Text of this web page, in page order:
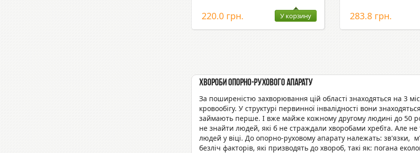
220.0 грн. У корзину 283.8 грн.
Хвороби опорно-рухового апарату
За поширеністю захворювання цій області знаходяться на 3
кровообігу. У структурі первинної інвалідності вони
займають перше. І вже майже кожному другому людині до 50
не знайти людей, які б не страждали хворобами хребта. Але
людей у віці. До опорно-руховому апарату належать: зв'язки,
безліч факторів, які призводять до хвороб, такі як: погана